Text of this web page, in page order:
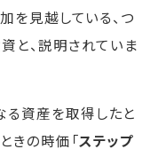
を見越している、つ
と、説明されていま
資産を取得したと
きの時価「ステップ